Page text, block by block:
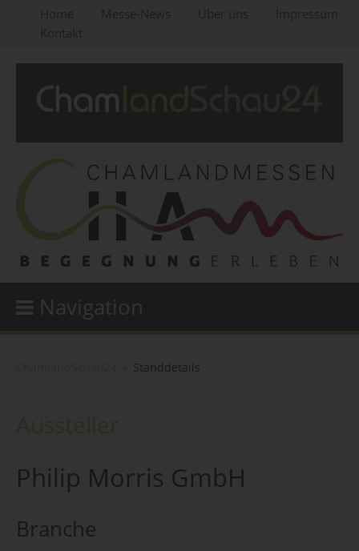
Navigation
Standdetails
Philip Morris GmbH
Branche